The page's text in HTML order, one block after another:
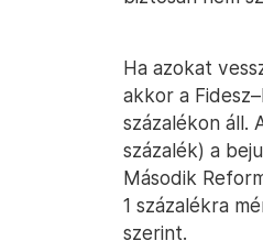
Ha azokat
akkor a
százalékon áll.
százalék) a
Második
1 százalékra
szerint.